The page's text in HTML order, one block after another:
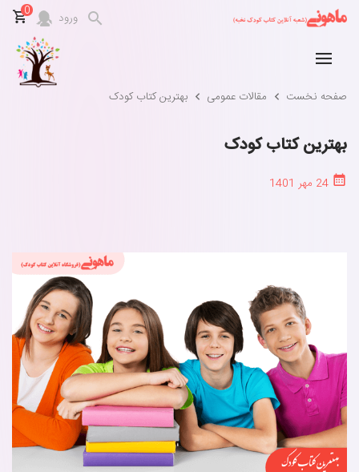
ورود 0
صفحه نخست مقالات عمومی بهترین کتاب کودک
بهترین کتاب کودک